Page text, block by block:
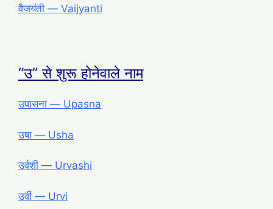
वैजयंती ― Vaijyanti
“उ” से शुरू होनेवाले नाम
उपासना ― Upasna
उषा ― Usha
उर्वशी ― Urvashi
उर्वी ― Urvi